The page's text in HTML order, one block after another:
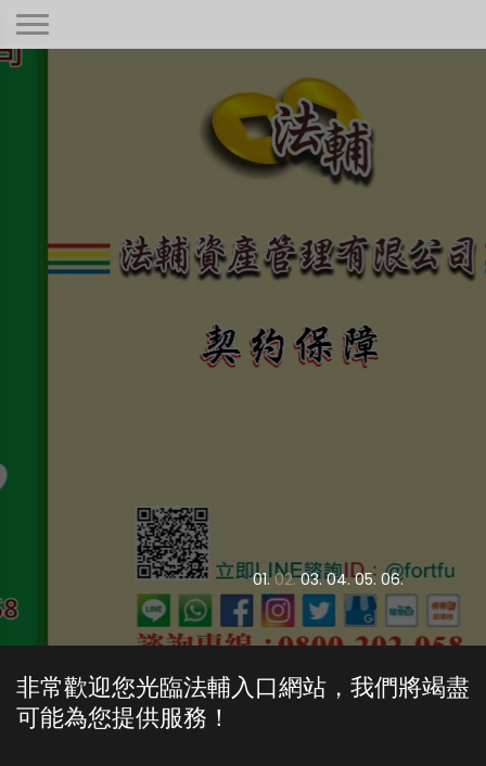
01. 02. 03. 04. 05. 06.
非常歡迎您光臨法輔入口網站，我們將竭盡
可能為您提供服務！